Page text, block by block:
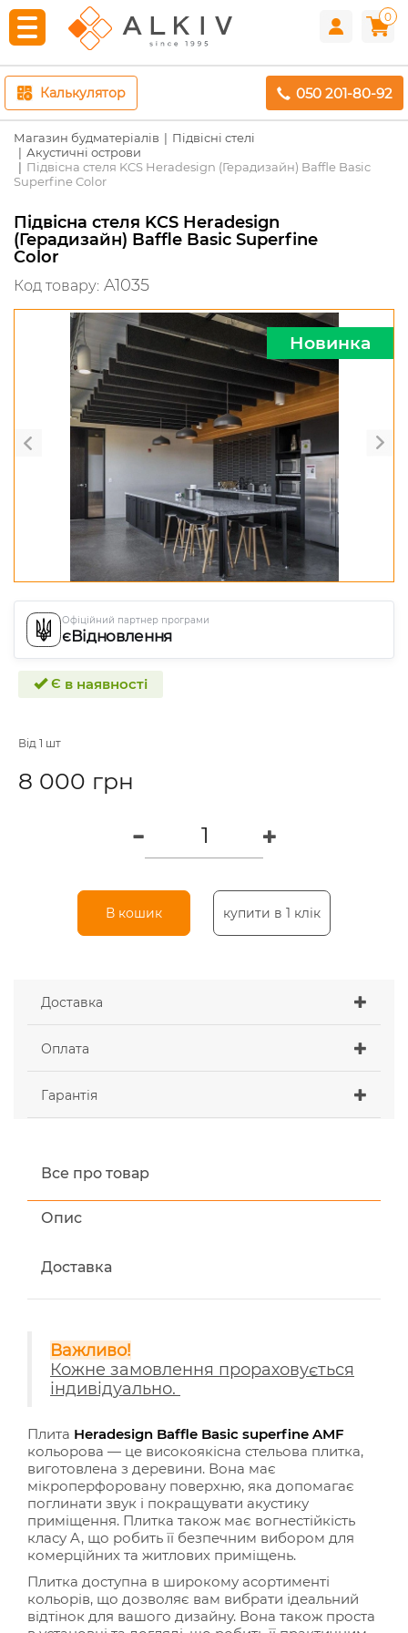
0
Калькулятор 050 201-80-92
Магазин будматеріалів
Підвісні стелі
Акустичні острови
Підвісна стеля KCS Heradesign (Герадизайн) Baffle Basic
Superfine Color
Підвісна стеля KCS Heradesign
(Герадизайн) Baffle Basic Superfine
Color
Код товару: A1035
Новинка
Офіційний партнер програми
єВідновлення
Є в наявності
Від 1 шт
8 000 грн
В кошик купити в 1 клік
Доставка
Оплата
Гарантія
Все про товар
Опис
Доставка
Важливо!
Кожне замовлення прораховується
індивідуально.
Плита Heradesign Baffle Basic superfine AMF
кольорова — це високоякісна стельова плитка,
виготовлена з деревини. Вона має
мікроперфоровану поверхню, яка допомагає
поглинати звук і покращувати акустику
приміщення. Плитка також має вогнестійкість
класу A, що робить її безпечним вибором для
комерційних та житлових приміщень.
Плитка доступна в широкому асортименті
кольорів, що дозволяє вам вибрати ідеальний
відтінок для вашого дизайну. Вона також проста